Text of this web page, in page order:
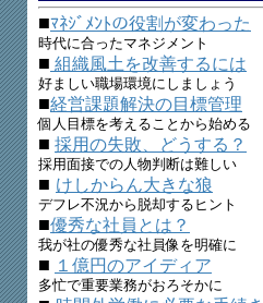
■ﾏﾈｼﾞﾒﾝﾄの役割が変わった
時代に合ったマネジメント
■ 組織風土を改善するには
好ましい職場環境にしましょう
■経営課題解決の目標管理
個人目標を考えることから始める
■ 採用の失敗、どうする？
採用面接での人物判断は難しい
■ けしからん大きな狼
デフレ不況から脱却するヒント
■優秀な社員とは？
我が社の優秀な社員像を明確に
■ １億円のアイディア
多忙で重要業務がおろそかに